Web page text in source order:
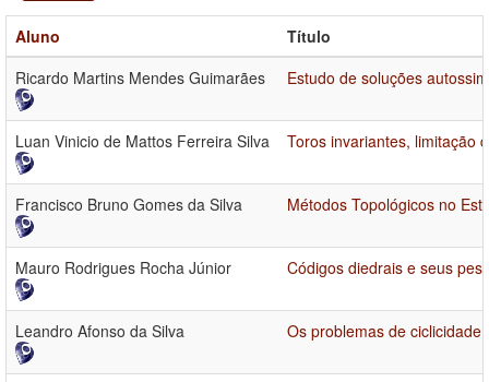
Aluno
Título
Ricardo Martins Mendes Guimarães
Estudo de soluções
Luan Vinicio de Mattos Ferreira Silva Toros invariantes, limitação
Francisco Bruno Gomes da Silva Métodos Topológicos no
Mauro Rodrigues Rocha Júnior Códigos diedrais e seus
Leandro Afonso da Silva Os problemas de